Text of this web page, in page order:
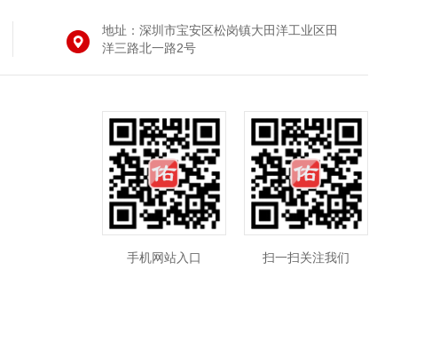
地址：深圳市宝安区松岗镇大田洋工业区田
洋三路北一路2号
手机网站入口 扫一扫关注我们